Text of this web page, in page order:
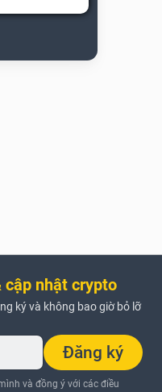
cập nhật crypto
ký và không bao giờ bỏ lỡ
Đăng ký
và đồng ý với các điều